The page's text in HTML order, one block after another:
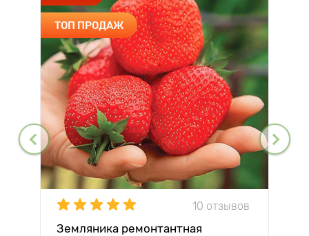
ТОП ПРОДАЖ
10 отзывов
Земляника ремонтантная